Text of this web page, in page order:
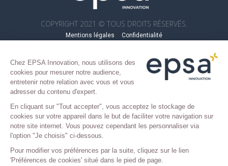
Chez EPSA Innovation, nous utilisons des
cookies pour mesurer notre audience,
entretenir notre relation avec vous et vous
adresser du contenu d'expert.
En cliquant sur "Tout accepter", vous acceptez le stockage de
cookies sur votre appareil dans le but de faciliter votre navigation sur
notre site internet. Vous pouvez cependant les personnaliser via
l'option "Je choisis" ci-dessous.
Pour modifier vos préférences par la suite, cliquez sur le lien
'Préférences de cookies' situé dans le pied de page.
COPYRIGHT 2021 © TOUS DROITS RÉSERVÉS.
Mentions légales – Confidentialité